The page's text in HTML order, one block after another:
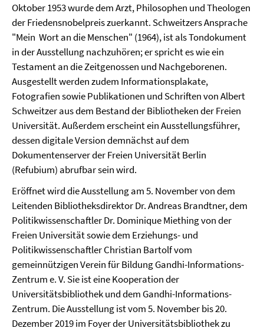
Oktober 1953 wurde dem Arzt, Philosophen und Theologen
der Friedensnobelpreis zuerkannt. Schweitzers Ansprache
"Mein Wort an die Menschen" (1964), ist als Tondokument
in der Ausstellung nachzuhören; er spricht es wie ein
Testament an die Zeitgenossen und Nachgeborenen.
Ausgestellt werden zudem Informationsplakate,
Fotografien sowie Publikationen und Schriften von Albert
Schweitzer aus dem Bestand der Bibliotheken der Freien
Universität. Außerdem erscheint ein Ausstellungsführer,
dessen digitale Version demnächst auf dem
Dokumentenserver der Freien Universität Berlin
(Refubium) abrufbar sein wird.
Eröffnet wird die Ausstellung am 5. November von dem
Leitenden Bibliotheksdirektor Dr. Andreas Brandtner, dem
Politikwissenschaftler Dr. Dominique Miething von der
Freien Universität sowie dem Erziehungs- und
Politikwissenschaftler Christian Bartolf vom
gemeinnützigen Verein für Bildung Gandhi-Informations-
Zentrum e. V. Sie ist eine Kooperation der
Universitätsbibliothek und dem Gandhi-Informations-
Zentrum. Die Ausstellung ist vom 5. November bis 20.
Dezember 2019 im Foyer der Universitätsbibliothek zu